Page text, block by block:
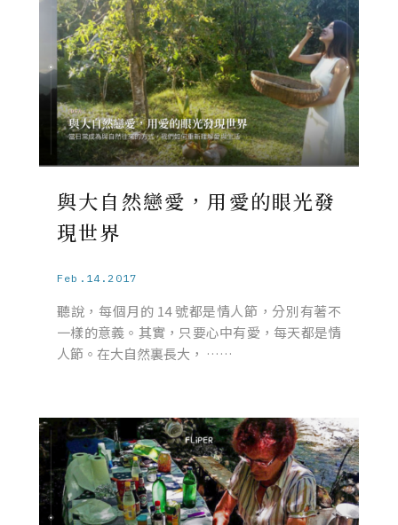
與大自然戀愛，用愛的眼光發
現世界
Feb.14.2017
聽說，每個月的 14 號都是情人節，分別有著不
一樣的意義。其實，只要心中有愛，每天都是情
人節。在大自然裏長大， ……